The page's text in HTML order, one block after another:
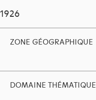
1926
ZONE GÉOGRAPHIQUE
DOMAINE THÉMATIQUE